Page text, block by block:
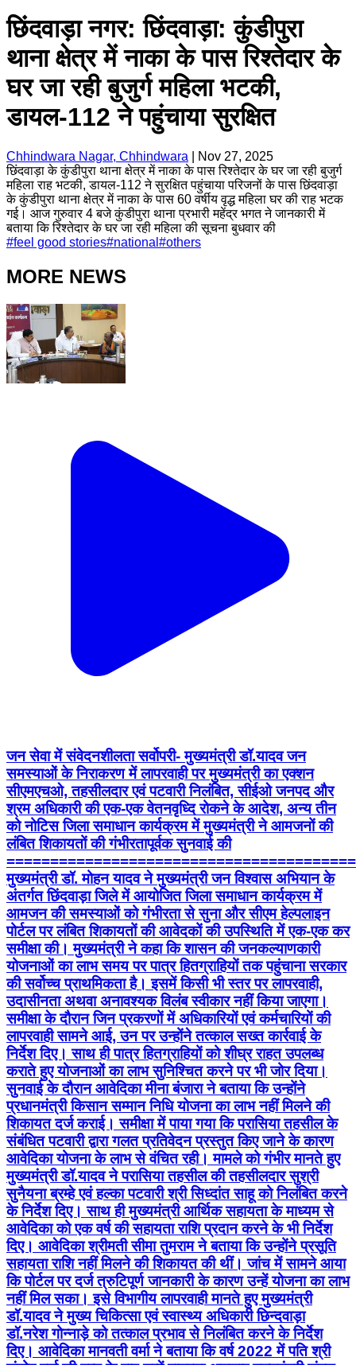
छिंदवाड़ा नगर: छिंदवाड़ा: कुंडीपुरा
थाना क्षेत्र में नाका के पास रिश्तेदार के
घर जा रही बुजुर्ग महिला भटकी,
डायल-112 ने पहुंचाया सुरक्षित
Chhindwara Nagar, Chhindwara
Nov 27, 2025
छिंदवाड़ा के कुंडीपुरा थाना क्षेत्र में नाका के पास रिश्तेदार के घर जा रही बुजुर्ग
महिला राह भटकी, डायल-112 ने सुरक्षित पहुंचाया परिजनों के पास छिंदवाड़ा
के कुंडीपुरा थाना क्षेत्र में नाका के पास 60 वर्षीय वृद्ध महिला घर की राह भटक
गई। आज गुरुवार 4 बजे कुंडीपुरा थाना प्रभारी महेंद्र भगत ने जानकारी में
बताया कि रिश्तेदार के घर जा रही महिला की सूचना बुधवार की
#feel good stories#national #others
MORE NEWS
जन सेवा में संवेदनशीलता सर्वोपरी- मुख्यमंत्री डॉ.यादव जन
समस्याओं के निराकरण में लापरवाही पर मुख्यमंत्री का एक्शन
सीएमएचओ, तहसीलदार एवं पटवारी निलंबित, सीईओ जनपद और
श्रम अधिकारी की एक-एक वेतनवृध्दि रोकने के आदेश, अन्य तीन
को नोटिस जिला समाधान कार्यक्रम में मुख्यमंत्री ने आमजनों की
लंबित शिकायतों की गंभीरतापूर्वक सुनवाई की
मुख्यमंत्री डॉ. मोहन यादव ने मुख्यमंत्री जन विश्वास अभियान के
अंतर्गत छिंदवाड़ा जिले में आयोजित जिला समाधान कार्यक्रम में
आमजन की समस्याओं को गंभीरता से सुना और सीएम हेल्पलाइन
पोर्टल पर लंबित शिकायतों की आवेदकों की उपस्थिति में एक-एक कर
समीक्षा की। मुख्यमंत्री ने कहा कि शासन की जनकल्याणकारी
योजनाओं का लाभ समय पर पात्र हितग्राहियों तक पहुंचाना सरकार
की सर्वोच्च प्राथमिकता है। इसमें किसी भी स्तर पर लापरवाही,
उदासीनता अथवा अनावश्यक विलंब स्वीकार नहीं किया जाएगा।
समीक्षा के दौरान जिन प्रकरणों में अधिकारियों एवं कर्मचारियों की
लापरवाही सामने आई, उन पर उन्होंने तत्काल सख्त कार्रवाई के
निर्देश दिए। साथ ही पात्र हितग्राहियों को शीघ्र राहत उपलब्ध
कराते हुए योजनाओं का लाभ सुनिश्चित करने पर भी जोर दिया।
सुनवाई के दौरान आवेदिका मीना बंजारा ने बताया कि उन्होंने
प्रधानमंत्री किसान सम्मान निधि योजना का लाभ नहीं मिलने की
शिकायत दर्ज कराई। समीक्षा में पाया गया कि परासिया तहसील के
संबंधित पटवारी द्वारा गलत प्रतिवेदन प्रस्तुत किए जाने के कारण
आवेदिका योजना के लाभ से वंचित रही। मामले को गंभीर मानते हुए
मुख्यमंत्री डॉ.यादव ने परासिया तहसील की तहसीलदार सुश्री
सुनैयना ब्रम्हे एवं हल्का पटवारी श्री सिध्दांत साहू को निलंबित करने
के निर्देश दिए। साथ ही मुख्यमंत्री आर्थिक सहायता के माध्यम से
आवेदिका को एक वर्ष की सहायता राशि प्रदान करने के भी निर्देश
दिए। आवेदिका श्रीमती सीमा तुमराम ने बताया कि उन्होंने प्रसूति
सहायता राशि नहीं मिलने की शिकायत की थीं। जांच में सामने आया
कि पोर्टल पर दर्ज त्रुटिपूर्ण जानकारी के कारण उन्हें योजना का लाभ
नहीं मिल सका। इसे विभागीय लापरवाही मानते हुए मुख्यमंत्री
डॉ.यादव ने मुख्य चिकित्सा एवं स्वास्थ्य अधिकारी छिन्दवाड़ा
डॉ.नरेश गोन्नाड़े को तत्काल प्रभाव से निलंबित करने के निर्देश
दिए। आवेदिका मानवती वर्मा ने बताया कि वर्ष 2022 में पति श्री